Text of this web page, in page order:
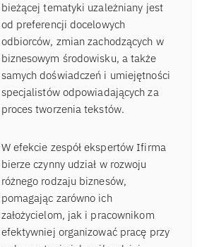
bieżącej tematyki uzależniany jest
od preferencji docelowych
odbiorców, zmian zachodzących w
biznesowym środowisku, a także
samych doświadczeń i umiejętności
specjalistów odpowiadających za
proces tworzenia tekstów.
W efekcie zespół ekspertów Ifirma
bierze czynny udział w rozwoju
różnego rodzaju biznesów,
pomagając zarówno ich
założycielom, jak i pracownikom
efektywniej organizować pracę przy